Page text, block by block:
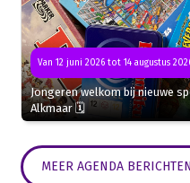
Van 12 juni 2026 tot 14 augustus
Jongeren welkom bij nieuwe
Alkmaar 🗓
MEER AGENDA BERICHTEN